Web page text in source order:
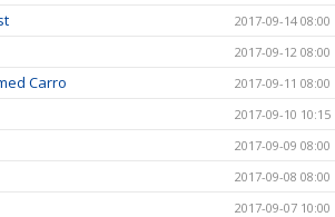
2017-09-14 08:00
2017-09-12 08:00
Carro 2017-09-11 08:00
2017-09-10 10:15
2017-09-09 08:00
2017-09-08 08:00
2017-09-07 10:00